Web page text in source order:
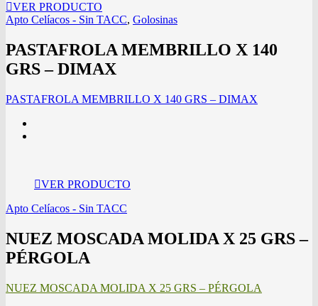
VER PRODUCTO
Apto Celíacos - Sin TACC, Golosinas
PASTAFROLA MEMBRILLO X 140
GRS – DIMAX
PASTAFROLA MEMBRILLO X 140 GRS – DIMAX
VER PRODUCTO
Apto Celíacos - Sin TACC
NUEZ MOSCADA MOLIDA X 25 GRS –
PÉRGOLA
NUEZ MOSCADA MOLIDA X 25 GRS – PÉRGOLA